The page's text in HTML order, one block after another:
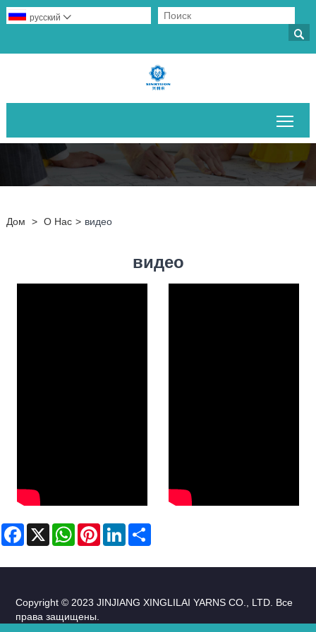

русский 
Дом > О Нас > видео
видео
Facebook
X WhatsAppPinterestLinkedIn
Copyright © 2023 JINJIANG XINGLILAI YARNS CO., LTD. Все
права защищены.